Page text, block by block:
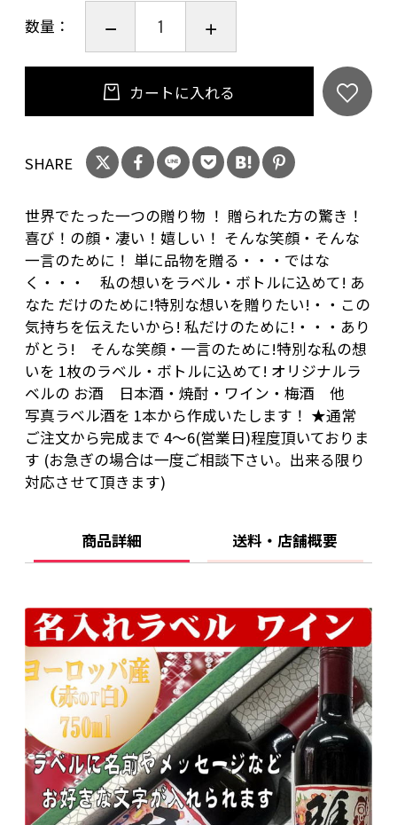
①右側(上側) に入れる言葉
②中央 に入れる言葉
③左側(下側) に入れる言葉
をご記入ください。
ご希望の方はデザインの仕上がりを事前に確認
することができます。
お問い合わせ欄に、その旨 ご記入下さい。
ます。
★通常 ご注文から完成まで 4～6(営業日)程度頂
いております
(お急ぎの場合は一度ご相談下さい。出来る限り
対応させて頂きます)
20歳未満の飲酒は法律で禁止されています。当
店は20歳未満の方への酒類の販売はいたしてお
りません。
ご購入時、「ご注文手続き」画面の「お問い合
数量：
カートに入れる
SHARE
世界でたった一つの贈り物 ！ 贈られた方の驚き！
喜び！の顔・凄い！嬉しい！ そんな笑顔・そんな
一言のために！ 単に品物を贈る・・・ではな
く・・・ 私の想いをラベル・ボトルに込めて! あ
なた だけのために!特別な想いを贈りたい!・・この
気持ちを伝えたいから! 私だけのために!・・・あり
がとう! そんな笑顔・一言のために!特別な私の想
いを 1枚のラベル・ボトルに込めて! オリジナルラ
ベルの お酒 日本酒・焼酎・ワイン・梅酒 他
写真ラベル酒を 1本から作成いたします！ ★通常
ご注文から完成まで 4～6(営業日)程度頂いておりま
す (お急ぎの場合は一度ご相談下さい。出来る限り
対応させて頂きます)
商品詳細 送料・店舗概要